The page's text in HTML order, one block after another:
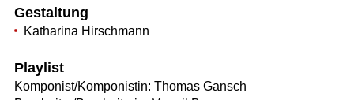
Gestaltung
Katharina Hirschmann
Playlist
Komponist/Komponistin: Thomas Gansch